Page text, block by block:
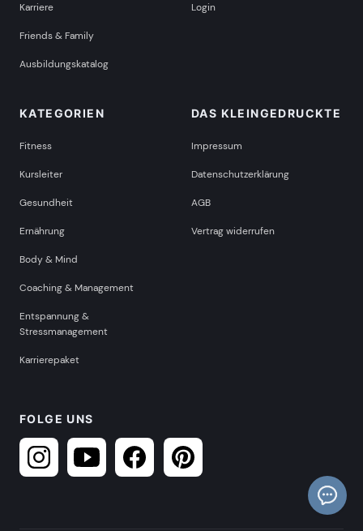
Karriere
Friends & Family
Ausbildungskatalog
Login
KATEGORIEN
Fitness
Kursleiter
Gesundheit
Ernährung
Body & Mind
Coaching & Management
Entspannung &
Stressmanagement
Karrierepaket
DAS KLEINGEDRUCKTE
Impressum
Datenschutzerklärung
AGB
Vertrag widerrufen
FOLGE UNS